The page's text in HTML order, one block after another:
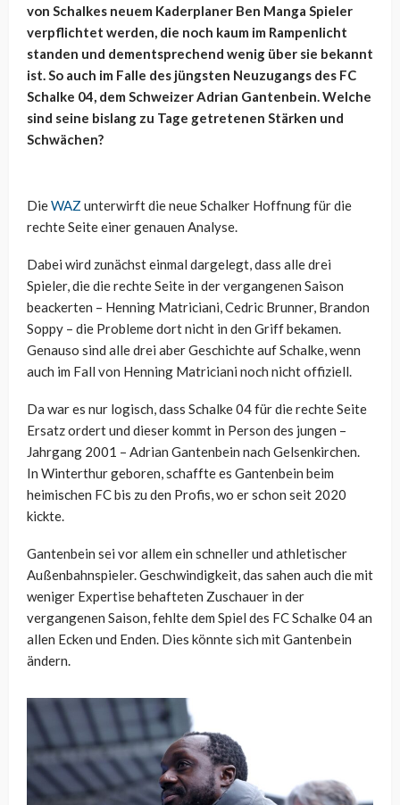
von Schalkes neuem Kaderplaner Ben Manga Spieler
verpflichtet werden, die noch kaum im Rampenlicht
standen und dementsprechend wenig über sie bekannt
ist. So auch im Falle des jüngsten Neuzugangs des FC
Schalke 04, dem Schweizer Adrian Gantenbein. Welche
sind seine bislang zu Tage getretenen Stärken und
Schwächen?
DieWAZ unterwirft die neue Schalker Hoffnung für die
rechte Seite einer genauen Analyse.
Dabei wird zunächst einmal dargelegt, dass alle drei
Spieler, die die rechte Seite in der vergangenen Saison
beackerten – Henning Matriciani, Cedric Brunner, Brandon
Soppy – die Probleme dort nicht in den Griff bekamen.
Genauso sind alle drei aber Geschichte auf Schalke, wenn
auch im Fall von Henning Matriciani noch nicht offiziell.
Da war es nur logisch, dass Schalke 04 für die rechte Seite
Ersatz ordert und dieser kommt in Person des jungen –
Jahrgang 2001 – Adrian Gantenbein nach Gelsenkirchen.
In Winterthur geboren, schaffte es Gantenbein beim
heimischen FC bis zu den Profis, wo er schon seit 2020
kickte.
Gantenbein sei vor allem ein schneller und athletischer
Außenbahnspieler. Geschwindigkeit, das sahen auch die mit
weniger Expertise behafteten Zuschauer in der
vergangenen Saison, fehlte dem Spiel des FC Schalke 04 an
allen Ecken und Enden. Dies könnte sich mit Gantenbein
ändern.